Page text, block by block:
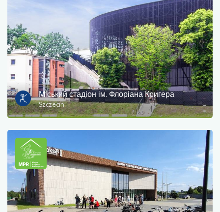
Міський стадіон ім. Флоріана Кригера
Szczecin